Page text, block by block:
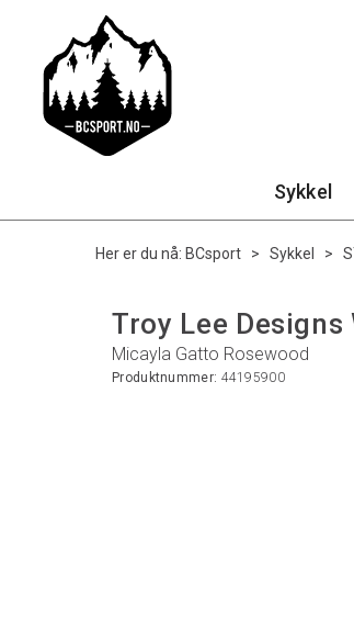
Sykkel
Her er du nå: BCsport > Sykkel >
Troy Lee Designs
Micayla Gatto Rosewood
Produktnummer: 44195900